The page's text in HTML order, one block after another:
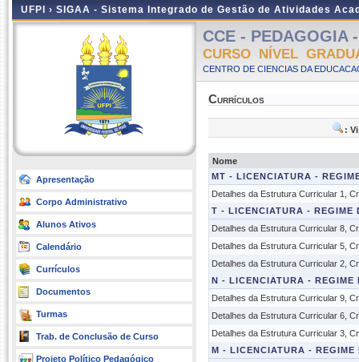
UFPI › SIGAA - Sistema Integrado de Gestão de Atividades
Apresentação
Corpo Administrativo
Alunos Ativos
Calendário
Currículos
Documentos
Turmas
Trab. de Conclusão de Curso
Projeto Político Pedagógico
CCE - PEDAGOGIA
CURSO NÍVEL
CENTRO DE CIENCIAS DA
Currículos
:
Nome
MT - LICENCIATURA -
Detalhes da Estrutura Curricular 1,
T - LICENCIATURA - REGIME
Detalhes da Estrutura Curricular 8,
Detalhes da Estrutura Curricular 5,
Detalhes da Estrutura Curricular 2,
N - LICENCIATURA - REGIME
Detalhes da Estrutura Curricular 9,
Detalhes da Estrutura Curricular 6,
Detalhes da Estrutura Curricular 3,
M - LICENCIATURA - REGIME